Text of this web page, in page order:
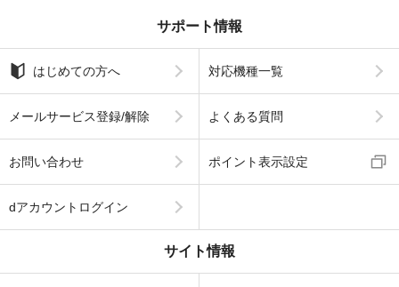
サポート情報
はじめての方へ 対応機種一覧
メールサービス登録/解除 よくある質問
お問い合わせ ポイント表示設定
dアカウントログイン
サイト情報